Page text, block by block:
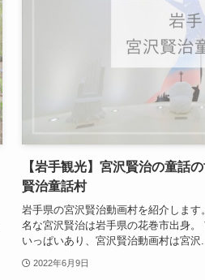
【岩手観光】宮沢賢治の童話
賢治童話村
岩手県の宮沢賢治動画村を紹介しま
名な宮沢賢治は岩手県の花巻市出身
いっぱいあり、宮沢賢治動画村は宮沢...
2022年6月9日